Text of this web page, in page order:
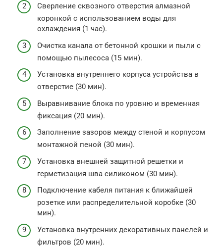
Сверление сквозного отверстия алмазной
коронкой с использованием воды для
охлаждения (1 час).
Очистка канала от бетонной крошки и пыли с
помощью пылесоса (15 мин).
Установка внутреннего корпуса устройства в
отверстие (30 мин).
Выравнивание блока по уровню и временная
фиксация (20 мин).
Заполнение зазоров между стеной и корпусом
монтажной пеной (30 мин).
Установка внешней защитной решетки и
герметизация шва силиконом (30 мин).
Подключение кабеля питания к ближайшей
розетке или распределительной коробке (30
мин).
Установка внутренних декоративных панелей и
фильтров (20 мин).